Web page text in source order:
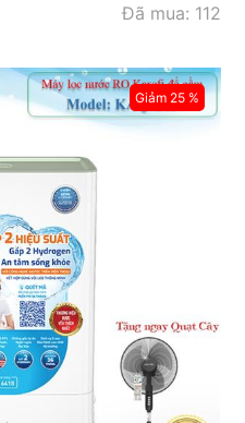
Đã mua: 112
Giảm 25 %